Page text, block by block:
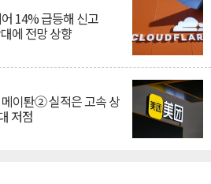
14% 급등해 신고
에 전망 상향
이퇀② 실적은 고속 상
저점